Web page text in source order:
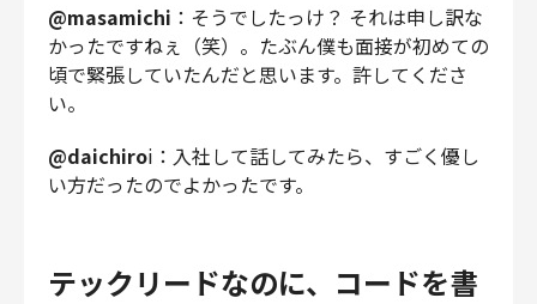
@masamichi ：そうでしたっけ？ それは申し訳な
かったですねぇ（笑）。たぶん僕も面接が初めての
頃で緊張していたんだと思います。許してくださ
い。
@daichiroi：入社して話してみたら、すごく優し
い方だったのでよかったです。
テックリードなのに、コードを書